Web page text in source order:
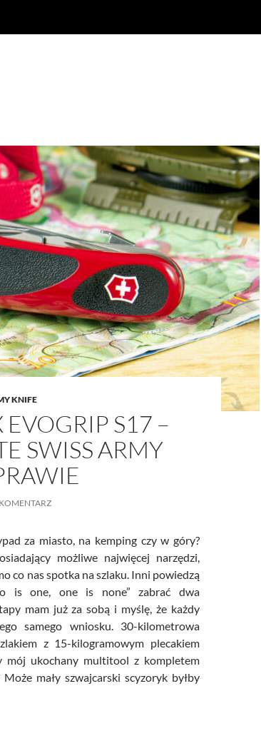
KNIFE
S17 –
SWISS ARMY
za miasto, na kemping czy w góry?
możliwe najwięcej narzędzi,
co nas spotka na szlaku. Inni powiedzą
is one, one is none” zabrać dwa
mam już za sobą i myślę, że każdy
samego wniosku. 30-kilometrowa
z 15-kilogramowym plecakiem
mój ukochany multitool z kompletem
mały szwajcarski scyzoryk byłby
EvoGrip S17 – The Ultimate Swiss Army Knife… no